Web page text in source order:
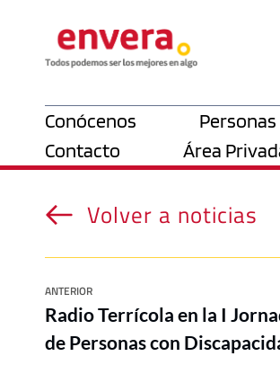
Conócenos Personas
Contacto
Área
Volver a noticias
ANTERIOR
Radio Terrícola en la I
de Personas con